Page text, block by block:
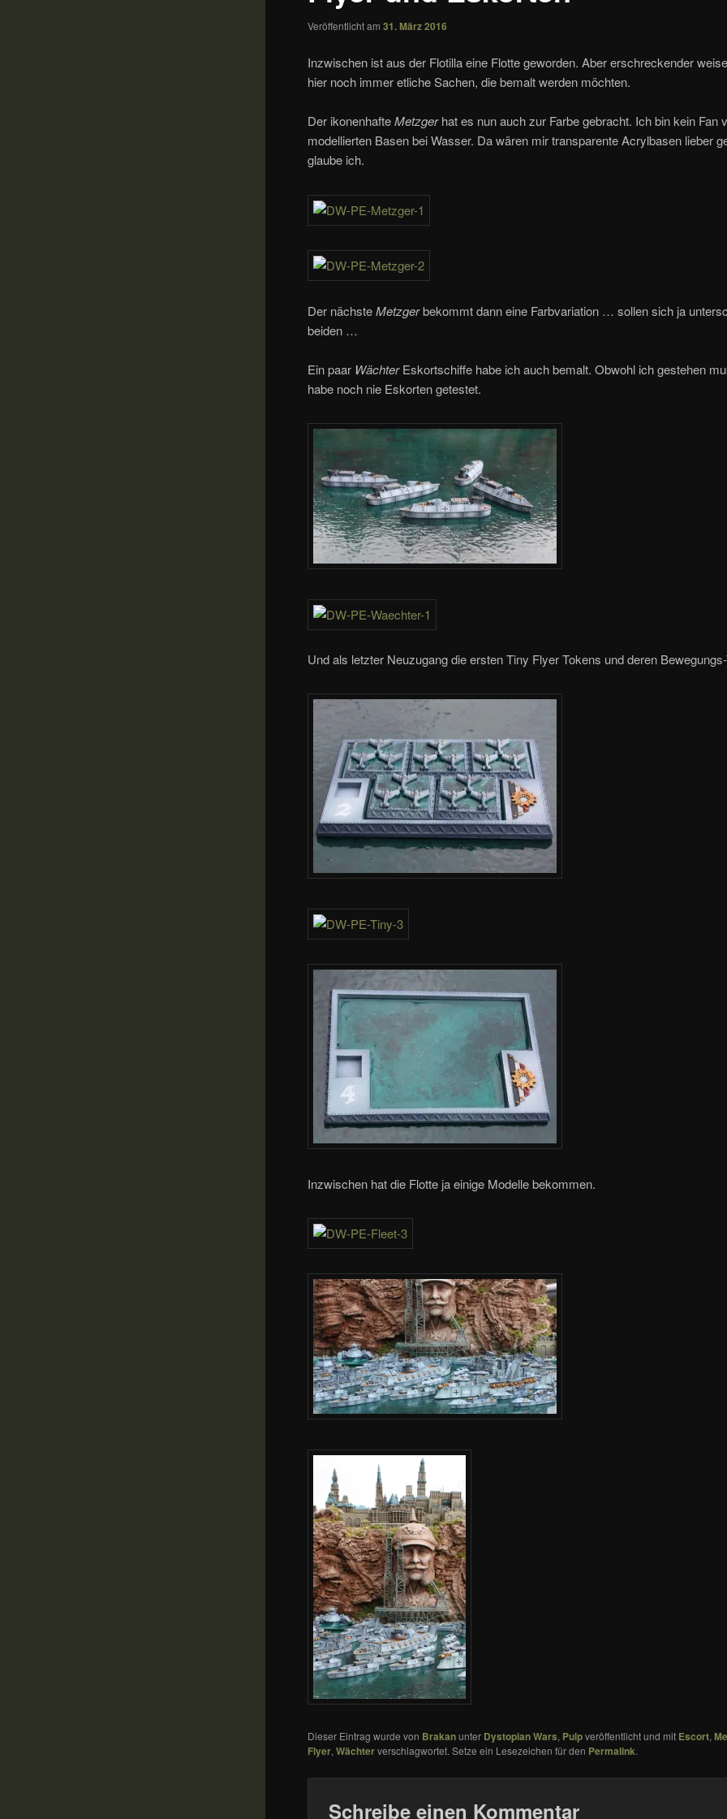
Veröffentlicht am31. März 2016
Inzwischen ist aus der Flotilla eine Flotte geworden. Aber erschreckender
hier noch immer etliche Sachen, die bemalt werden möchten.
Der ikonenhafteMetzgerhat es nun auch zur Farbe gebracht. Ich bin kein Fan
modellierten Basen bei Wasser. Da wären mir transparente Acrylbasen lieber
glaube ich.
Der nächsteMetzgerbekommt dann eine Farbvariation … sollen sich ja
beiden …
Ein paar WächterEskortschiffe habe ich auch bemalt. Obwohl ich gestehen
habe noch nie Eskorten getestet.
Und als letzter Neuzugang die ersten Tiny Flyer Tokens und deren
Inzwischen hat die Flotte ja einige Modelle bekommen.
Dieser Eintrag wurde von Brakanunter Dystopian Wars, Pulpveröffentlicht und mit Escort,
Flyer,Wächterverschlagwortet. Setze ein Lesezeichen für den Permalink.
Schreibe einen Kommentar